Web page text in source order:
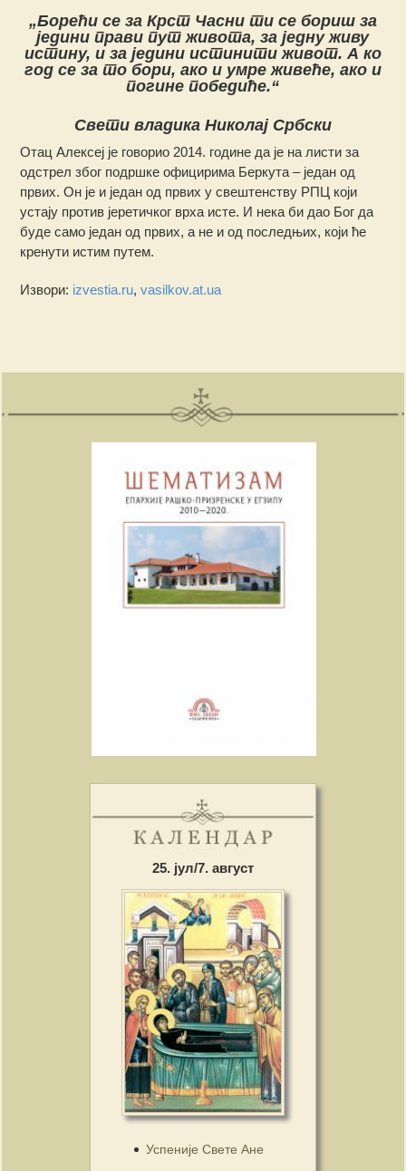
„Борећи се за Крст Часни ти се бориш за
једини прави пут живота, за једну живу
истину, и за једини истинити живот. А ко
год се за то бори, ако и умре живеће, ако и
погине победиће.“
Свети владика Николaj Србски
Отац Алексеј је говорио 2014. године да је на листи за
одстрел због подршке официрима Беркута – један од
првих. Он је и један од првих у свештенству РПЦ који
устају против јеретичког врха исте. И нека би дао Бог да
буде само један од првих, а не и од последњих, који ће
кренути истим путем.
Извори: izvestia.ru,vasilkov.at.ua
25. јул/7. август
Успеније Свете Ане